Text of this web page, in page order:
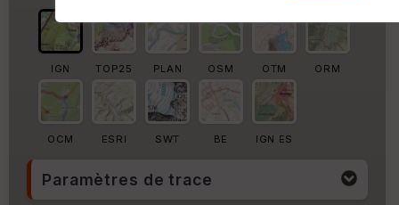
IGN TOP25 PLAN OSM OTM ORM
OCM ESRI SWT BE IGN ES
Paramètres de trace